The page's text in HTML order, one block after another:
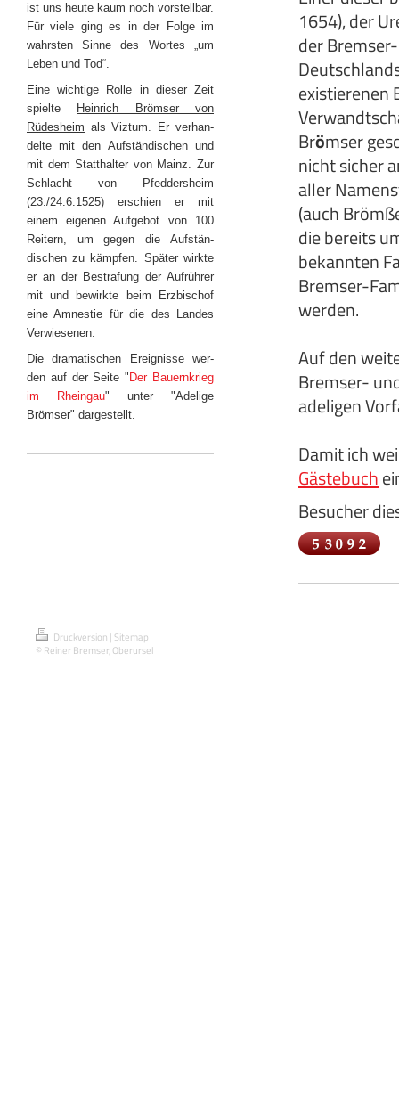
ist uns heute kaum noch vorstellbar.
Für viele ging es in der Folge im
wahrsten Sinne des Wortes „um
Leben und Tod“.
Eine wichtige Rolle in dieser Zeit
spielte
Heinrich Brömser von
Rüdesheim als Viztum. Er verhan-
delte mit den Aufständischen und
mit dem Statthalter von Mainz. Zur
Schlacht von Pfeddersheim
(23./24.6.1525) erschien er mit
einem eigenen Aufgebot von 100
Reitern, um gegen die Aufstän-
dischen zu kämpfen. Später wirkte
er an der Bestrafung der Aufrührer
mit und bewirkte beim Erzbischof
eine Amnestie für die des Landes
Verwiesenen.
Die dramatischen Ereignisse wer-
den auf der Seite " Der Bauernkrieg
im Rheingau" unter "Adelige
Brömser" dargestellt.
1654), der
der
existierenen
Brömser
nicht sicher
aller
(auch
die bereits
bekannten
Bremser-
werden.
Auf den
Bremser-
adeligen
Damit ich
Gästebuch
Besucher
Druckversion | Sitemap
© Reiner Bremser, Oberursel